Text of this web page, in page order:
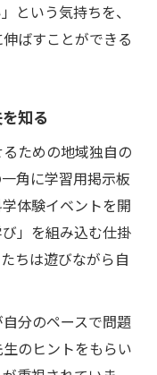
という気持ちを、
ばすことができる
知る
ための地域独自の
角に学習用掲示板
体験イベントを開
」を組み込む仕掛
ちは遊びながら自
分のペースで問題
のヒントをもらい